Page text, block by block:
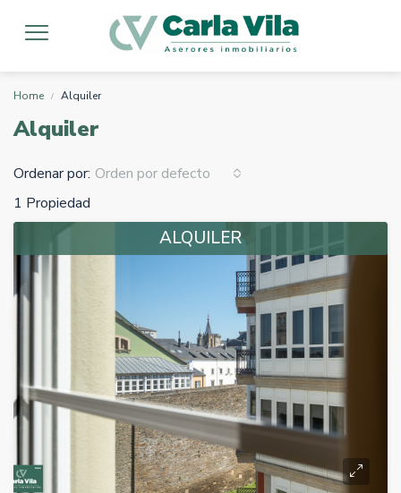
Home Alquiler
Alquiler
1 Propiedad
Ordenar por: Orden por defecto
ALQUILER